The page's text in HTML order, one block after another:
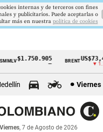
$1.750.905 BRENTUS$73,48
▼ 1.12
Viernes
Viernes, 7 de Agosto de 2026
internas y de terceros con fines
y publicitarios. Puede aceptarlas o
más en nuestra politica de cookies